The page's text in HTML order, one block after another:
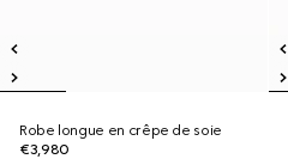
Robe longue en crêpe de soie
€3,980